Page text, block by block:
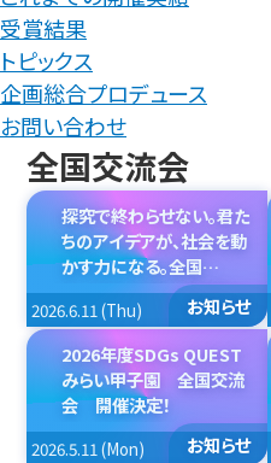
受賞結果
トピックス
企画総合プロデュース
お問い合わせ
全国交流会
探究で終わらせない。君た
ちのアイデアが、社会を動
かす力になる。全国
11,499人の想いを背負っ
た代表25チームが東京に
大集結！
2026.6.11 (Thu) お知らせ
2026年度SDGs QUEST
みらい甲子園 全国交流
会 開催決定！
2026.5.11 (Mon) お知らせ